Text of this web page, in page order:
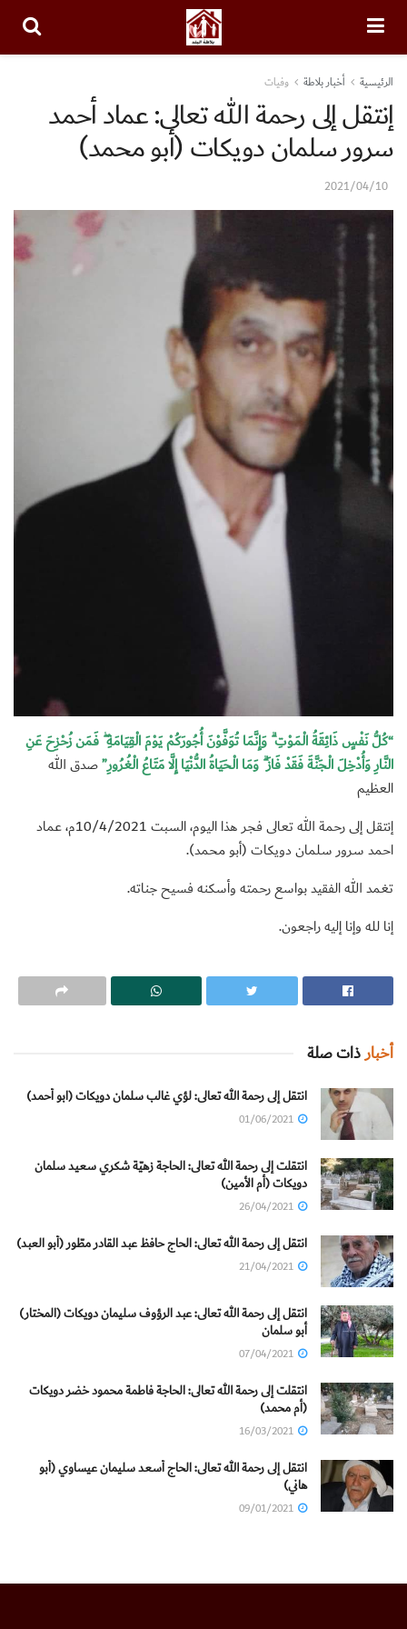
الرئيسية أخبار بلاطة وفيات
إنتقل إلى رحمة الله تعالى: عماد أحمد
سرور سلمان دويكات (أبو محمد)
2021/04/10
“كُلُّ نَفْسٍ ذَائِقَةُ الْمَوْتِ ۗ وَإِنَّمَا تُوَفَّوْنَ أُجُورَكُمْ يَوْمَ الْقِيَامَةِ ۖ فَمَن زُحْزِحَ عَنِ
النَّارِ وَأُدْخِلَ الْجَنَّةَ فَقَدْ فَازَ ۗ وَمَا الْحَيَاةُ الدُّنْيَا إِلَّا مَتَاعُ الْغُرُورِ”صدق الله
العظيم
إنتقل إلى رحمة الله تعالى فجر هذا اليوم، السبت 10/4/2021م، عماد
احمد سرور سلمان دويكات (أبو محمد).
تغمد الله الفقيد بواسع رحمته وأسكنه فسيح جناته.
إنا لله وإنا إليه راجعون.
ذات صلةأخبار
انتقل إلى رحمة الله تعالى: لؤي غالب سلمان دويكات (ابو أحمد)
انتقلت إلى رحمة الله تعالى: الحاجة زهيّة شكري سعيد سلمان
دويكات (أم الأمين)
انتقل إلى رحمة الله تعالى: الحاج حافظ عبد القادر مطّور (أبو العبد)
انتقل إلى رحمة الله تعالى: عبد الرؤوف سليمان دويكات (المختار)
أبو سلمان
انتقلت إلى رحمة الله تعالى: الحاجة فاطمة محمود خضر دويكات
(أم محمد)
انتقل إلى رحمة الله تعالى: الحاج أسعد سليمان عيساوي (أبو
هاني)